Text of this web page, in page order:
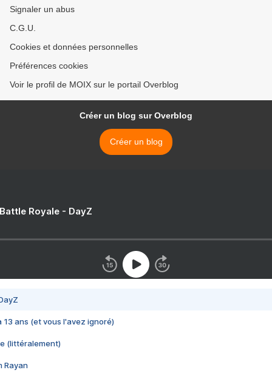
Signaler un abus
C.G.U.
Cookies et données personnelles
Préférences cookies
Voir le profil de MOIX sur le portail Overblog
Créer un blog sur Overblog
Créer un blog
Royale - DayZ
13 ans (et vous l'avez ignoré)
(littéralement)
Rayan